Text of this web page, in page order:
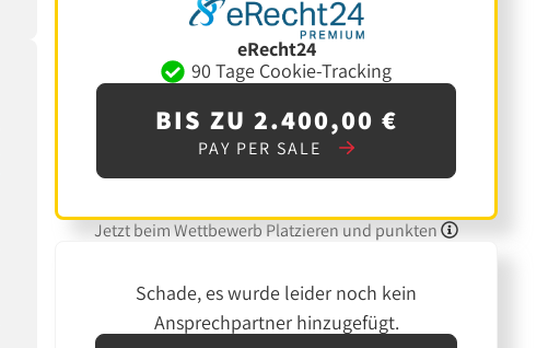
eRecht24
90 Tage Cookie-Tracking
BIS ZU 2.400,00 €
PAY PER SALE
Jetzt beim Wettbewerb Platzieren und punkten
Schade, es wurde leider noch kein
Ansprechpartner hinzugefügt.